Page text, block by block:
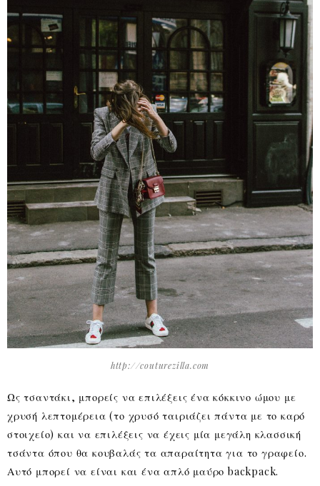
http://couturezilla.com
Ως τσαντάκι, μπορείς να επιλέξεις ένα κόκκινο ώμου με
χρυσή λεπτομέρεια (το χρυσό ταιριάζει πάντα με το καρό
στοιχείο) και να επιλέξεις να έχεις μία μεγάλη κλασσική
τσάντα όπου θα κουβαλάς τα απαραίτητα για το γραφείο.
Αυτό μπορεί να είναι και ένα απλό μαύρο backpack.